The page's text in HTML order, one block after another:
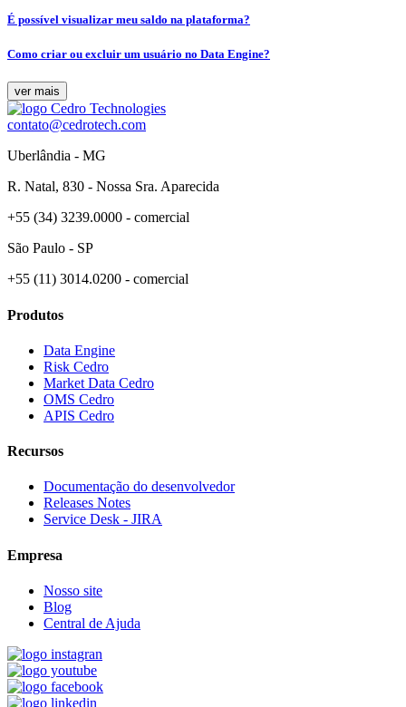
É possível visualizar meu saldo na plataforma?
Como criar ou excluir um usuário no Data Engine?
ver mais
contato@cedrotech.com
Uberlândia - MG
R. Natal, 830 - Nossa Sra. Aparecida
+55 (34) 3239.0000 - comercial
São Paulo - SP
+55 (11) 3014.0200 - comercial
Produtos
Data Engine
Risk Cedro
Market Data Cedro
OMS Cedro
APIS Cedro
Recursos
Documentação do desenvolvedor
Releases Notes
Service Desk - JIRA
Empresa
Nosso site
Blog
Central de Ajuda